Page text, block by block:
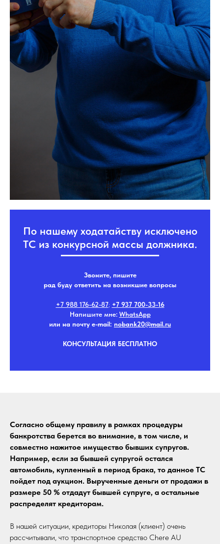
По нашему ходатайству исключено
ТС из конкурсной массы должника.
Звоните, пишите
рад буду ответить на возникшие вопросы
+7 988 176-62-87; +7 937 700-33-16
Напишите мне: WhatsApp
или на почту e-mail: nobank20@mail.ru
КОНСУЛЬТАЦИЯ БЕСПЛАТНО
Согласно общему правилу в рамках процедуры
банкротства берется во внимание, в том числе, и
совместно нажитое имущество бывших супругов.
Например, если за бывшей супругой остался
автомобиль, купленный в период брака, то данное ТС
пойдет под аукцион. Вырученные деньги от продажи в
размере 50 % отдадут бывшей супруге, а остальные
распределят кредиторам.
В нашей ситуации, кредиторы Николая (клиент) очень
рассчитывали, что транспортное средство Chere AU